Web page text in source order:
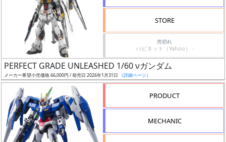
定
予
定
発
売
時
STORE
売切れ
ハピネット（Yahoo） -
PERFECT GRADE UNLEASHED 1/60 νガンダム
メーカー希望小売価格 66,000円 / 発売日 2026年1月31日 （詳細ページ）
PRODUCT
MECHANIC